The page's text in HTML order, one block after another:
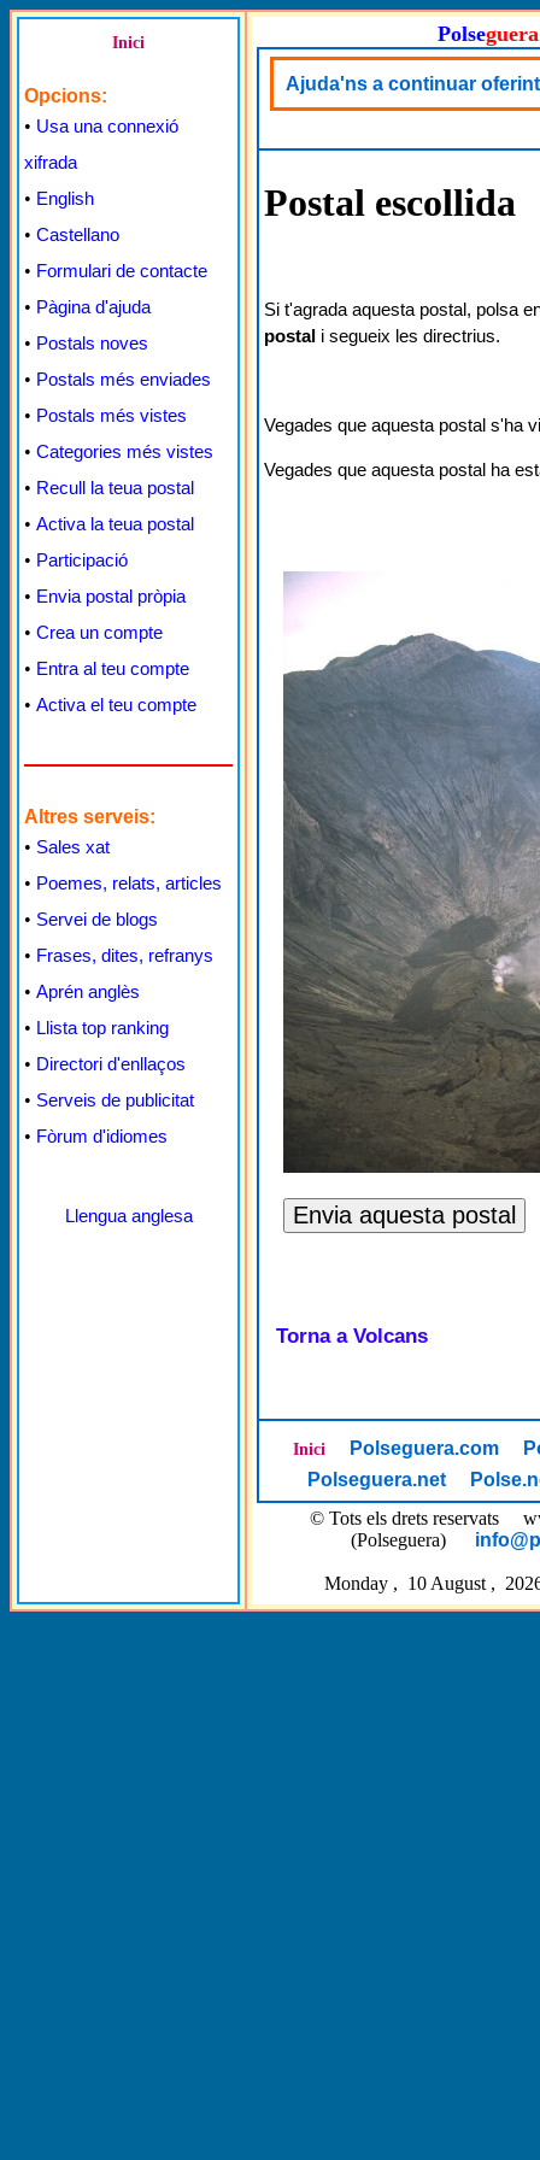
Inici
Opcions:
• Usa una connexió
xifrada
• English
• Castellano
• Formulari de contacte
• Pàgina d'ajuda
• Postals noves
• Postals més enviades
• Postals més vistes
• Categories més vistes
• Recull la teua postal
• Activa la teua postal
• Participació
• Envia postal pròpia
• Crea un compte
• Entra al teu compte
• Activa el teu compte
Altres serveis:
• Sales xat
• Poemes, relats, articles
• Servei de blogs
• Frases, dites, refranys
• Aprén anglès
• Llista top ranking
• Directori d'enllaços
• Serveis de publicitat
• Fòrum d'idiomes
Llengua anglesa
Polseguera
Ajuda'ns a continuar
Postal escollida
Si t'agrada aquesta postal, polsa
postal i segueix les directrius.
Vegades que aquesta postal s'ha
Vegades que aquesta postal ha
Torna a Volcans
Inici Polseguera.com
Polseguera.net
© Tots els drets reservats
(Polseguera)
Monday , 10 August ,